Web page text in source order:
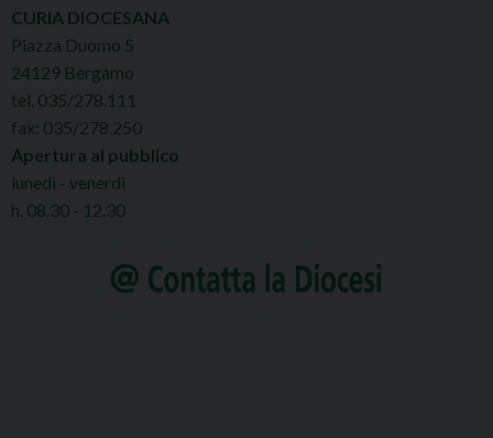
CURIA DIOCESANA
Piazza Duomo 5
24129 Bergamo
tel. 035/278.111
fax: 035/278.250
Apertura al pubblico
lunedì - venerdì
h. 08.30 - 12.30